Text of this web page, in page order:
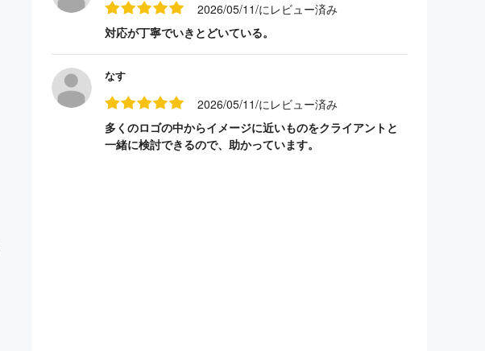
2026/05/11/にレビュー済み
対応が丁寧でいきとどいている。
なす
2026/05/11/にレビュー済み
多くのロゴの中からイメージに近いものをクライアントと
一緒に検討できるので、助かっています。